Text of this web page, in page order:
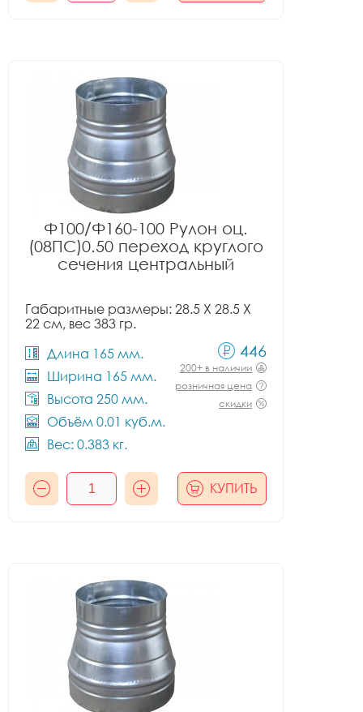
Ф100/Ф160-100 Рулон оц.
(08ПС)0.50 переход круглого
сечения центральный
Габаритные размеры: 28.5 X 28.5 X
22 см, вес 383 гр.
Длина 165 мм.
Ширина 165 мм.
Высота 250 мм.
Объём 0.01 куб.м.
Вес: 0.383 кг.
446
200+ в наличии
розничная цена
скидки
КУПИТЬ